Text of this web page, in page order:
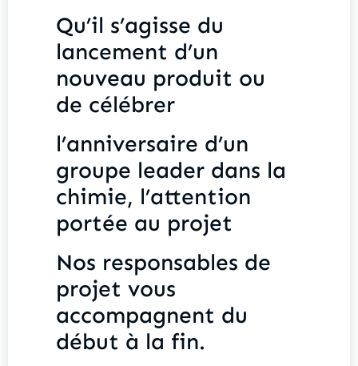
Qu’il s’agisse du
lancement d’un
nouveau produit ou
de célébrer
l’anniversaire d’un
groupe leader dans la
chimie, l’attention
portée au projet
Nos responsables de
projet vous
accompagnent du
début à la fin.